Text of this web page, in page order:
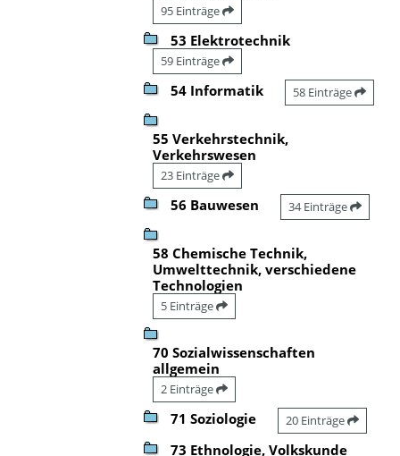
95 Einträge
53 Elektrotechnik
59 Einträge
54 Informatik 58 Einträge
55 Verkehrstechnik,
Verkehrswesen
23 Einträge
56 Bauwesen 34 Einträge
58 Chemische Technik,
Umwelttechnik, verschiedene
Technologien
5 Einträge
70 Sozialwissenschaften
allgemein
2 Einträge
71 Soziologie 20 Einträge
73 Ethnologie, Volkskunde